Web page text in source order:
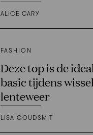
ALICE CARY
FASHION
Deze top is de
basic tijdens
lenteweer
LISA GOUDSMIT